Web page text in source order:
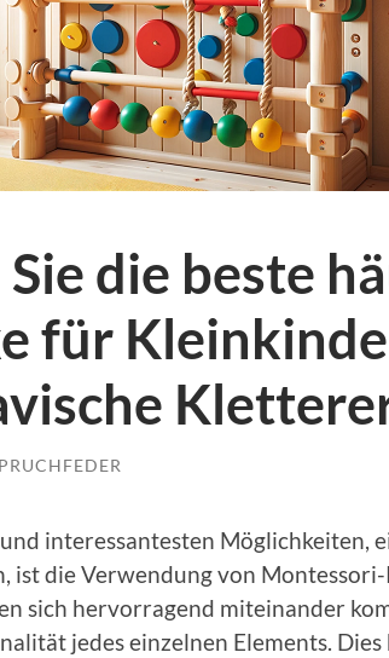
die beste
für
interessantesten Möglichkeiten,
ist die Verwendung von
sich hervorragend miteinander
jedes einzelnen Elements. Dies